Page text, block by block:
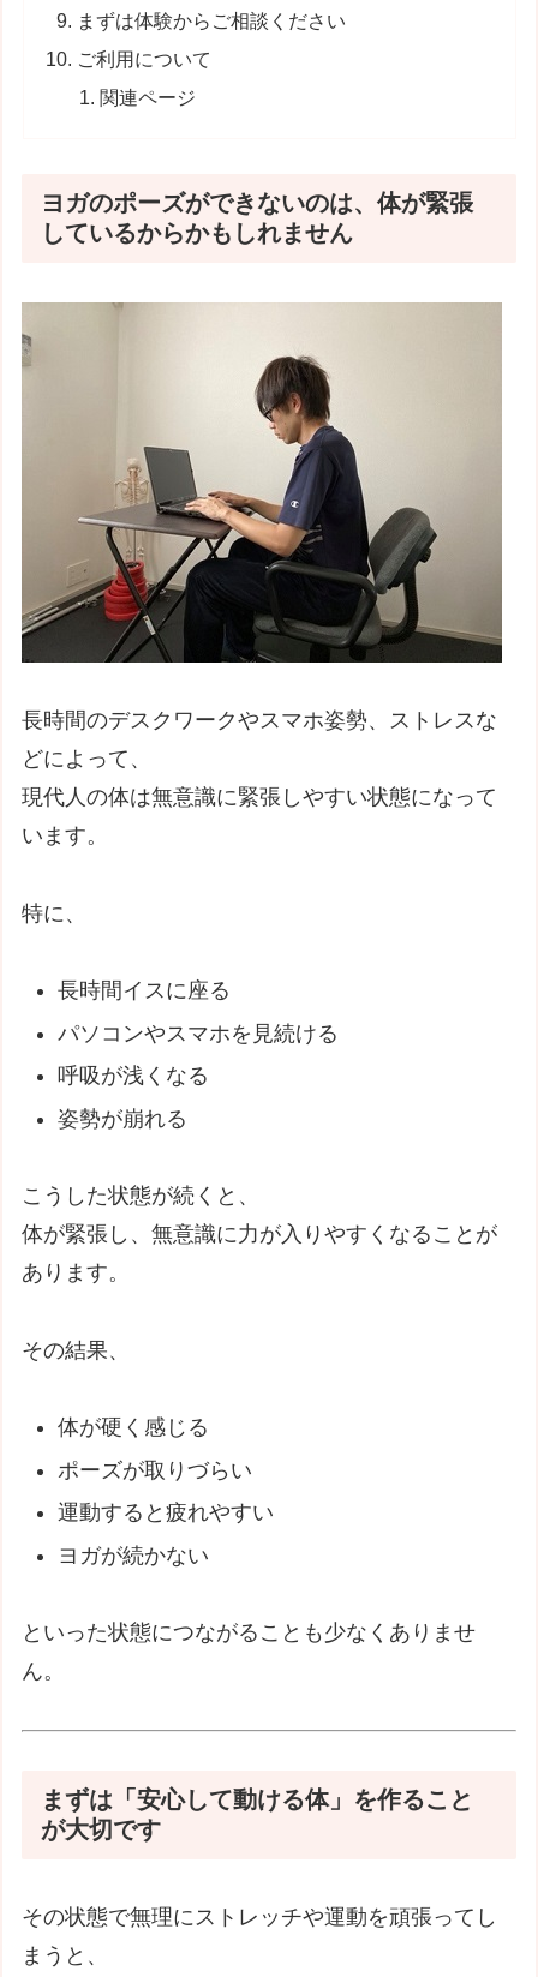
まずは体験からご相談ください
ご利用について
関連ページ
ヨガのポーズができないのは、体が緊張
しているからかもしれません
長時間のデスクワークやスマホ姿勢、ストレスな
どによって、
現代人の体は無意識に緊張しやすい状態になって
います。
特に、
長時間イスに座る
パソコンやスマホを見続ける
呼吸が浅くなる
姿勢が崩れる
こうした状態が続くと、
体が緊張し、無意識に力が入りやすくなることが
あります。
その結果、
体が硬く感じる
ポーズが取りづらい
運動すると疲れやすい
ヨガが続かない
といった状態につながることも少なくありませ
ん。
まずは「安心して動ける体」を作ること
が大切です
その状態で無理にストレッチや運動を頑張ってし
まうと、